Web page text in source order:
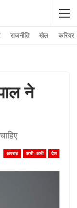
राजनीति खेल करियर
ने
अपराध अभी-अभी देश